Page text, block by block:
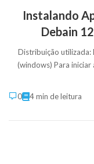
Instalando
Debain
Distribuição utilizada:
(windows) Para iniciar
0
4 min de leitura